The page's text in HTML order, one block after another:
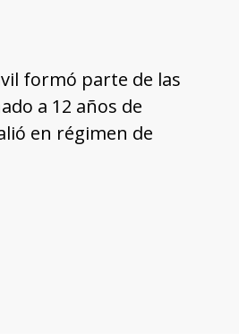
formó parte de las
a 12 años de
en régimen de